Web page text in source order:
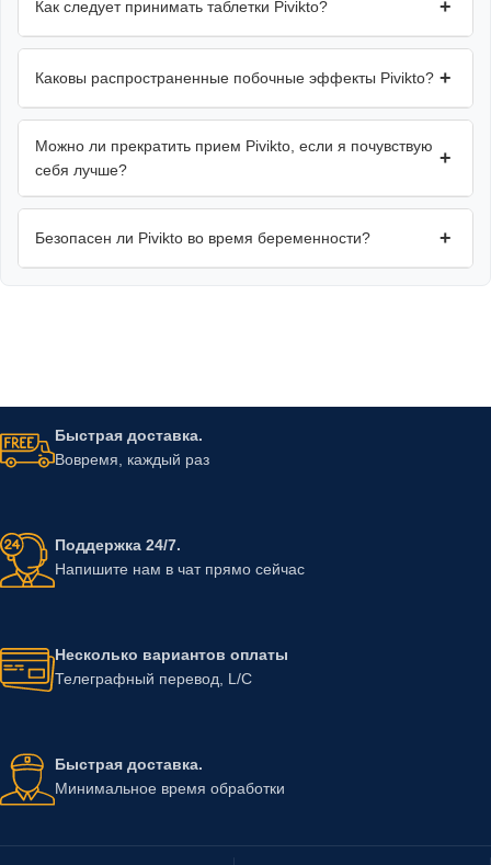
Как следует принимать таблетки Pivikto? +
Каковы распространенные побочные эффекты Pivikto? +
Можно ли прекратить прием Pivikto, если я почувствую
себя лучше?
+
Безопасен ли Pivikto во время беременности? +
Быстрая доставка.
Вовремя, каждый раз
Поддержка 24/7.
Напишите нам в чат прямо сейчас
Несколько вариантов оплаты
Телеграфный перевод, L/C
Быстрая доставка.
Минимальное время обработки